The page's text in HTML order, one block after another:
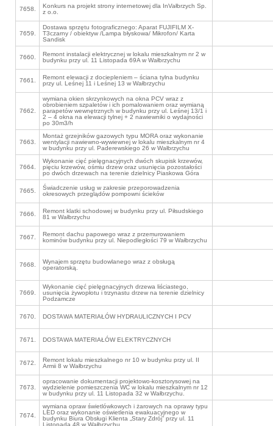
7658.
Konkurs na projekt strony internetowej dla InVałbrzych Sp.
z o.o.
7659.
Dostawa sprzętu fotograficznego: Aparat FUJIFILM X-
T3czarny / obiektyw /Lampa błyskowa/ Mikrofon/ Karta
Sandisk
7660.
Remont instalacji elektrycznej w lokalu mieszkalnym nr 2 w
budynku przy ul. 11 Listopada 69A w Wałbrzychu
7661.
Remont elewacji z dociepleniem – ściana tylna budynku
przy ul. Leśnej 11 i Leśnej 13 w Wałbrzychu
7662.
wymiana okien skrzynkowych na okna PCV wraz z
obrobieniem szpaletów i ich pomalowaniem oraz wymianą
parapetów wewnętrznych w budynku przy ul. Leśnej 13/1 i
2 – 4 okna na elewacji tylnej + 2 nawiewniki o wydajności
po 30m3/h
7663.
Montaż grzejników gazowych typu MORA oraz wykonanie
wentylacji nawiewno-wywiewnej w lokalu mieszkalnym nr 4
w budynku przy ul. Paderewskiego 26 w Wałbrzychu
7664.
Wykonanie cięć pielęgnacyjnych dwóch skupisk krzewów,
pięciu krzewów, ośmiu drzew oraz usunięcia pozostałości
po dwóch drzewach na terenie dzielnicy Piaskowa Góra
7665.
Świadczenie usług w zakresie przeporowadzenia
okresowych przeglądów pompowni ścieków
7666.
Remont klatki schodowej w budynku przy ul. Piłsudskiego
81 w Wałbrzychu
7667.
Remont dachu papowego wraz z przemurowaniem
kominów budynku przy ul. Niepodległości 79 w Wałbrzychu
7668.
Wynajem sprzętu budowlanego wraz z obsługą
operatorską.
7669.
Wykonanie cięć pielęgnacyjnych drzewa liściastego,
usunięcia żywopłotu i trzynastu drzew na terenie dzielnicy
Podzamcze
7670. DOSTAWA MATERIAŁÓW HYDRAULICZNYCH I PCV
7671. DOSTAWA MATERIAŁÓW ELEKTRYCZNYCH
7672.
Remont lokalu mieszkalnego nr 10 w budynku przy ul. II
Armii 8 w Wałbrzychu
7673.
opracowanie dokumentacji projektowo-kosztorysowej na
wydzielenie pomieszczenia WC w lokalu mieszkalnym nr 12
w budynku przy ul. 11 Listopada 32 w Wałbrzychu.
7674.
wymiana opraw świetlówkowych i żarowych na oprawy typu
LED oraz wykonanie oświetlenia ewakuacyjnego w
budynku Biura Obsługi Klienta „Stary Zdrój” przy ul. 11
Listopada 48 w Wałbrzychu